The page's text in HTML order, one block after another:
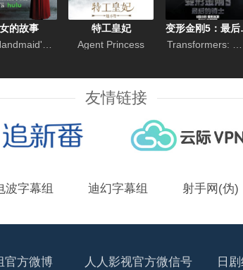
的故事
特工皇妃
Agent Princess
变形
友情链接
波字幕组 迪幻字幕组 射手网(伪)
官方微博 人人影视官方微信号 日